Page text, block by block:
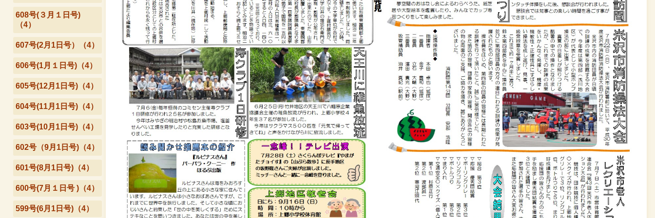
608号(３月１日号)
（4）
607号(2月1日号）（4）
606号(1月１日号)（4）
605号(12月1日号)（4）
604号(11月1日号)（4）
603号(10月1日号)（4）
602号（9月1日号)（4）
601号(8月1日号)（4）
600号(7月１日号 )（4）
599号(6月1日号)（4）